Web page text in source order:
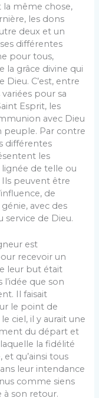
la même chose,
les dons
deux et un
différentes
pour tous,
la grâce divine qui
C’est, entre
pour sa
Esprit, les
avec Dieu
peuple. Par contre
différentes
les
de telle ou
peuvent être
de
avec des
de Dieu.
est
recevoir un
leur but était
l’idée que son
Il faisait
le point de
ciel, il y aurait une
du départ et
la fidélité
qu’ainsi tous
leur intendance
comme siens
à son retour.